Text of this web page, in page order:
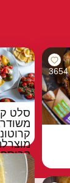
3654
סלט
זמן הכנה